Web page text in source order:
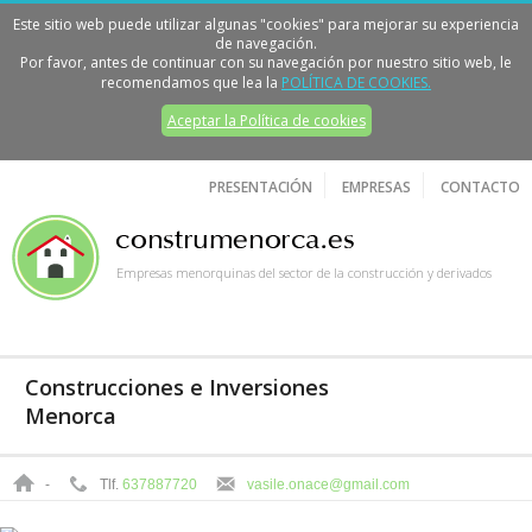
Este sitio web puede utilizar algunas "cookies" para mejorar su experiencia
de navegación.
Por favor, antes de continuar con su navegación por nuestro sitio web, le
recomendamos que lea la POLÍTICA DE COOKIES.
Aceptar la Política de cookies
Empresas menorquinas del sector de la construcción y derivados
PRESENTACIÓN EMPRESAS CONTACTO
Construcciones e Inversiones
Menorca
- Tlf. 637887720 vasile.onace@gmail.com